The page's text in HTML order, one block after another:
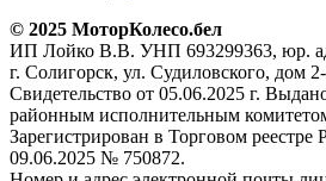
© 2025 МоторКолесо.бел
ИП Лойко В.В. УНП 693299363, юр.
г. Солигорск, ул. Судиловского, дом
Свидетельство от 05.06.2025 г.
районным исполнительным
Зарегистрирован в Торговом реестре
09.06.2025 № 750872.